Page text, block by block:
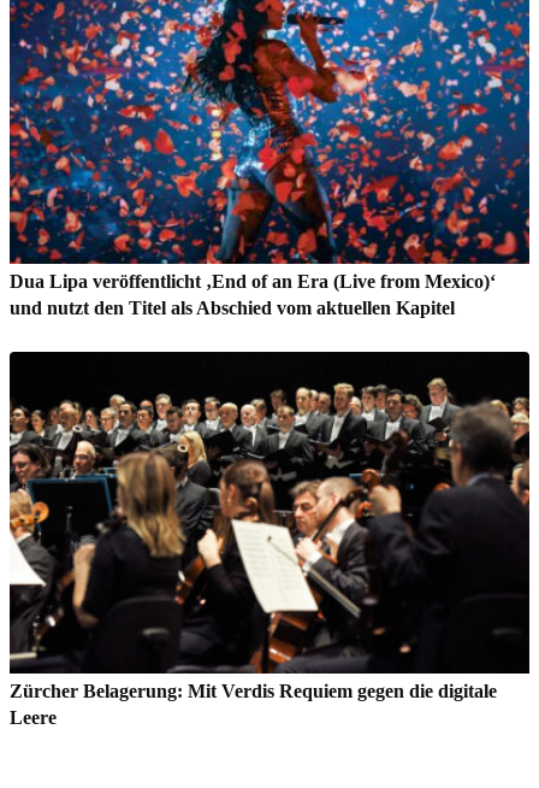
Dua Lipa veröffentlicht ‚End of an Era (Live from Mexico)‘
und nutzt den Titel als Abschied vom aktuellen Kapitel
Zürcher Belagerung: Mit Verdis Requiem gegen die digitale
Leere